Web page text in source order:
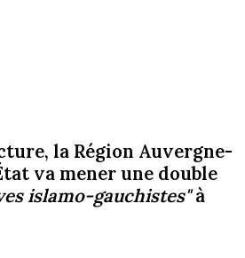
la Région Auvergne-
va mener une double
islamo-gauchistes"à